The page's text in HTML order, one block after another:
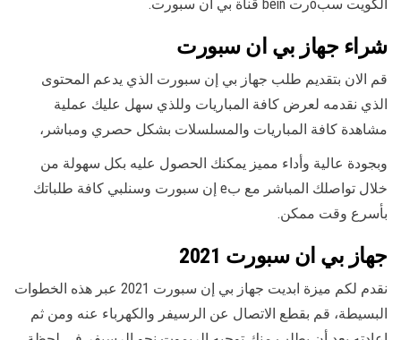
الكويت سبoرت bein قناة بي ان سبورت.
شراء جهاز بي ان سبورت
قم الان بتقديم طلب جهاز بي إن سبورت الذي يدعم المحتوى
الذي نقدمه لعرض كافة المباريات وللذي سهل عليك عملية
مشاهدة كافة المباريات والمسلسلات بشكل حصري ومباشر،
وبجودة عالية وأداء مميز يمكنك الحصول عليه بكل سهولة من
خلال تواصلك المباشر مع بe إن سبورت وسنلبي كافة طلباتك
بأسرع وقت ممكن.
جهاز بي ان سبورت 2021
نقدم لكم ميزة ابديت جهاز بي إن سبورت 2021 عبر هذه الخطوات
البسيطة، قم بقطع الاتصال عن الرسيفر والكهرباء عنه ومن ثم